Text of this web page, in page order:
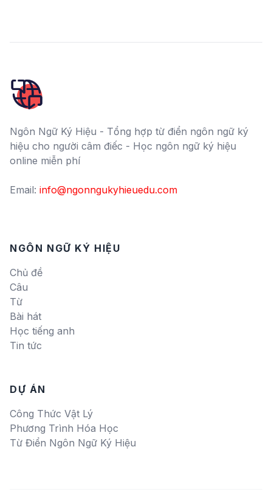
Ngôn Ngữ Ký Hiệu - Tổng hợp từ điển ngôn ngữ ký
hiệu cho người câm điếc - Học ngôn ngữ ký hiệu
online miễn phí
Email: info@ngonngukyhieuedu.com
NGÔN NGỮ KÝ HIỆU
Chủ đề
Câu
Từ
Bài hát
Học tiếng anh
Tin tức
DỰ ÁN
Công Thức Vật Lý
Phương Trình Hóa Học
Từ Điển Ngôn Ngữ Ký Hiệu